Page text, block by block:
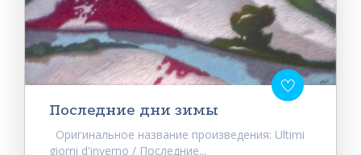
Последние дни зимы
Оригинальное название произведения: Ultimi
giorni d'inverno / Последние...